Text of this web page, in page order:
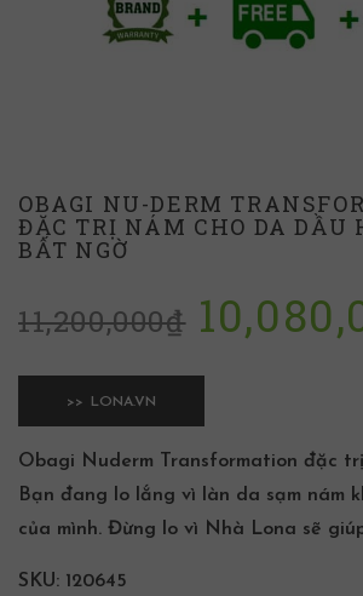
OBAGI NU-DERM
ĐẶC TRỊ NÁM CHO DA DẦU
BẤT NGỜ
11,200,000₫
>> LONA.VN
Obagi Nuderm Transformation đặc
Bạn đang lo lắng vì làn da sạm nám
của mình. Đừng lo vì Nhà Lona sẽ
SKU: 120645